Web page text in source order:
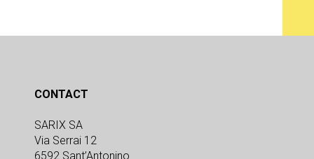
CONTACT
SARIX SA
Via Serrai 12
6592 Sant’Antonino